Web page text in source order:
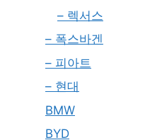
– 렉서스
– 폭스바겐
– 피아트
– 현대
BMW
BYD